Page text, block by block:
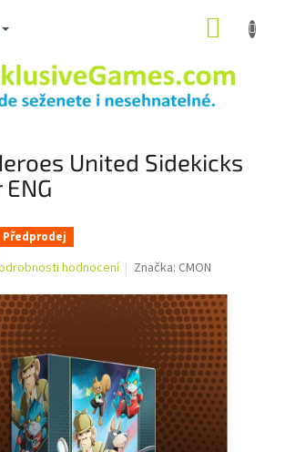
United Sidekicks
Předprodej
hodnocení Značka: CMON